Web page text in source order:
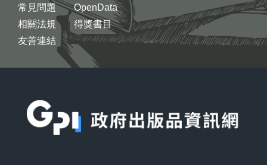
常見問題
相關法規
友善連結
OpenData
得獎書目